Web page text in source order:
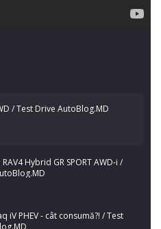
/ Test Drive AutoBlog.MD
Hybrid GR SPORT AWD-i /
iV PHEV - cât consumă?! / Test